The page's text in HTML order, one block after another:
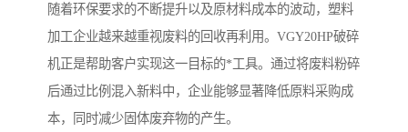
随着环保要求的不断提升以及原材料成本的波动，塑料
加工企业越来越重视废料的回收再利用。VGY20HP破碎
机正是帮助客户实现这一目标的*工具。通过将废料粉碎
后通过比例混入新料中，企业能够显著降低原料采购成
本，同时减少固体废弃物的产生。